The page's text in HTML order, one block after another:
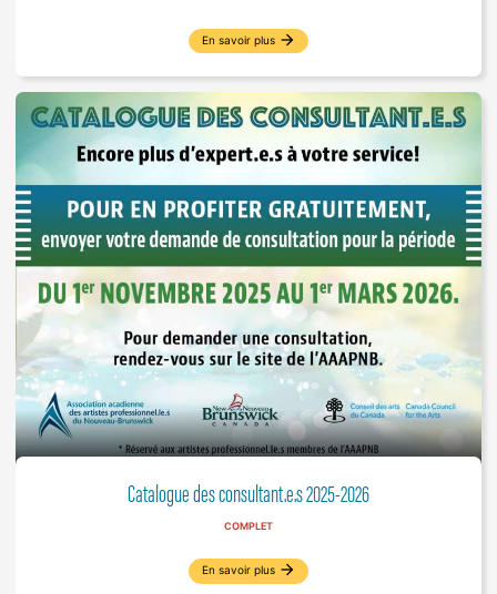
En savoir plus arrow_forward
Catalogue des consultant.e.s 2025-2026
COMPLET
En savoir plus arrow_forward